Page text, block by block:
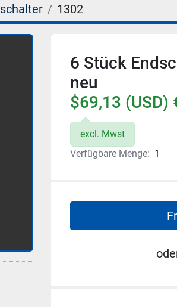
1302
6 Stück
neu
$69,13 (USD)
excl. Mwst
Verfügbare Menge: 1